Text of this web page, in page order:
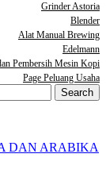
Grinder Astoria
Blender
Alat Manual Brewing
Edelmann
Pembersih Mesin Kopi
Page Peluang Usaha
DAN ARABIKA